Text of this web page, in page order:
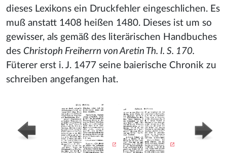
dieses Lexikons ein Druckfehler eingeschlichen. Es
muß anstatt 1408 heißen 1480. Dieses ist um so
gewisser, als gemäß des literärischen Handbuches
des Christoph Freiherrn von Aretin Th. I. S. 170.
Füterer erst i. J. 1477 seine baierische Chronik zu
schreiben angefangen hat.